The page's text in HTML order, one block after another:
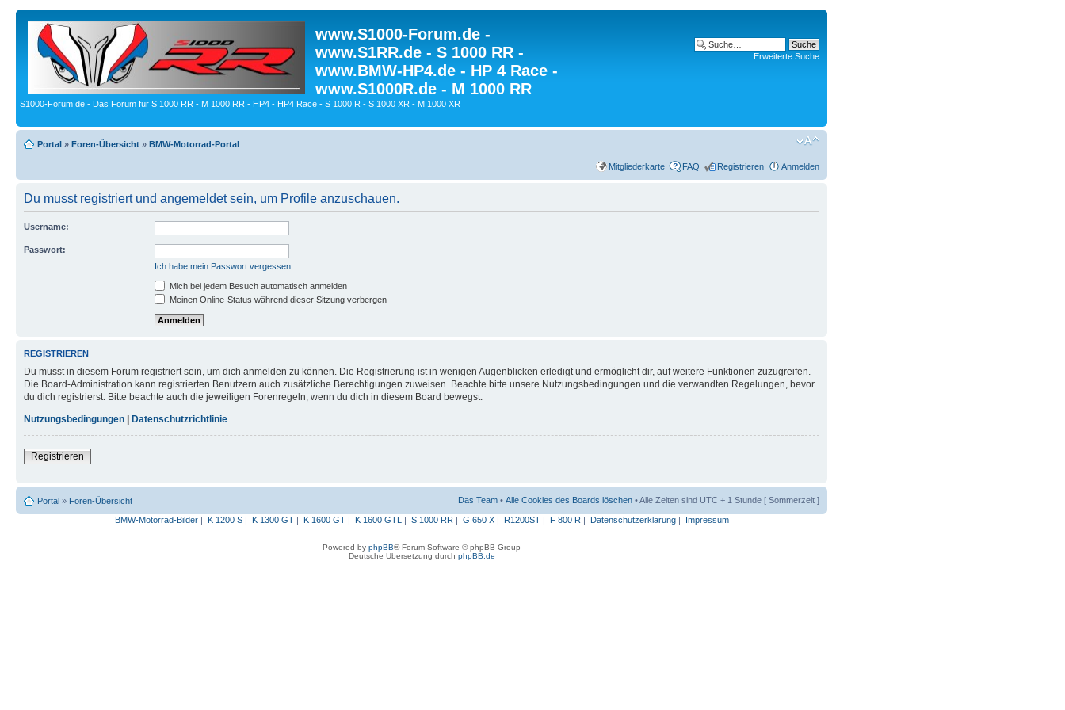
www.S1000-Forum.de -
www.S1RR.de - S 1000 RR -
www.BMW-HP4.de - HP 4 Race -
www.S1000R.de - M 1000 RR
S1000-Forum.de - Das Forum für S 1000 RR - M 1000 RR - HP4 - HP4 Race - S 1000 R - S 1000 XR - M 1000 XR
Erweiterte Suche
Portal » Foren-Übersicht » BMW-Motorrad-Portal
Mitgliederkarte FAQ Registrieren Anmelden
Du musst registriert und angemeldet sein, um Profile anzuschauen.
Username:
Passwort:
Ich habe mein Passwort vergessen
Mich bei jedem Besuch automatisch anmelden
Meinen Online-Status während dieser Sitzung verbergen
REGISTRIEREN
Du musst in diesem Forum registriert sein, um dich anmelden zu können. Die Registrierung ist in wenigen Augenblicken erledigt und ermöglicht dir, auf weitere Funktionen zuzugreifen.
Die Board-Administration kann registrierten Benutzern auch zusätzliche Berechtigungen zuweisen. Beachte bitte unsere Nutzungsbedingungen und die verwandten Regelungen, bevor
du dich registrierst. Bitte beachte auch die jeweiligen Forenregeln, wenn du dich in diesem Board bewegst.
Nutzungsbedingungen
Datenschutzrichtlinie
Registrieren
Portal » Foren-Übersicht Das Team • Alle Cookies des Boards löschen • Alle Zeiten sind UTC + 1 Stunde [ Sommerzeit ]
BMW-Motorrad-Bilder| K 1200 S| K 1300 GT| K 1600 GT| K 1600 GTL | S 1000 RR | G 650 X| R1200ST| F 800 R | Datenschutzerklärung| Impressum
Powered by phpBB® Forum Software © phpBB Group
Deutsche Übersetzung durch phpBB.de